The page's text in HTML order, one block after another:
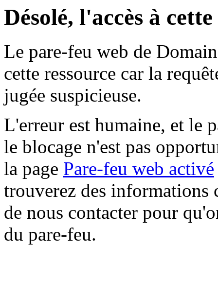
Désolé, l'accès à
Le pare-feu web de
cette ressource car la
jugée suspicieuse.
L'erreur est humaine, et le
le blocage n'est pas
la page Pare-feu web activé
trouverez des informations
de nous contacter pour
du pare-feu.